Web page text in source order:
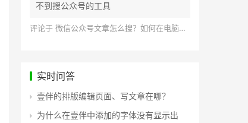
不到搜公众号的工具
评论于 微信公众号文章怎么搜？如何在电脑上搜索公众号文章？
实时问答
壹伴的排版编辑页面、写文章在哪？
为什么在壹伴中添加的字体没有显示出